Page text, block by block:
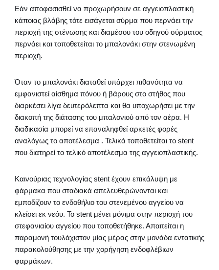
Εάν αποφασισθεί να προχωρήσουν σε αγγειοπλαστική
κάποιας βλάβης τότε εισάγεται σύρμα που περνάει την
περιοχή της στένωσης και διαμέσου του οδηγού σύρματος
περνάει και τοποθετείται το μπαλονάκι στην στενωμένη
περιοχή.
Όταν το μπαλονάκι διαταθεί υπάρχει πιθανότητα να
εμφανιστεί αίσθημα πόνου ή βάρους στο στήθος που
διαρκέσει λίγα δευτερόλεπτα και θα υποχωρήσει με την
διακοπή της διάτασης του μπαλονιού από τον αέρα. Η
διαδικασία μπορεί να επαναληφθεί αρκετές φορές
αναλόγως το αποτέλεσμα . Τελικά τοποθετείται το stent
που διατηρεί το τελικό αποτέλεσμα της αγγειοπλαστικής.
Καινούριας τεχνολογίας stent έχουν επικάλυψη με
φάρμακα που σταδιακά απελευθερώνονται και
εμποδίζουν το ενδοθήλιο του στενεμένου αγγείου να
κλείσει εκ νεόυ. Το stent μένει μόνιμα στην περιοχή του
στεφανιαίου αγγείου που τοποθετήθηκε. Απαιτείται η
παραμονή τουλάχιστον μίας μέρας στην μονάδα εντατικής
παρακολούθησης με την χορήγηση ενδοφλέβιων
φαρμάκων.